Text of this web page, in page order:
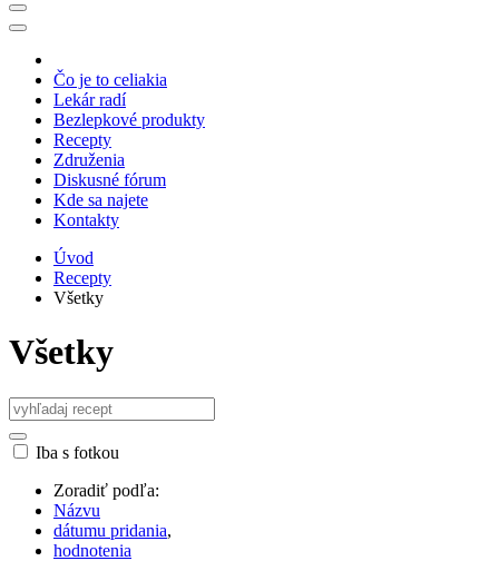
Čo je to celiakia
Lekár radí
Bezlepkové produkty
Recepty
Združenia
Diskusné fórum
Kde sa najete
Kontakty
Úvod
Recepty
Všetky
Všetky
Iba s fotkou
Zoradiť podľa:
Názvu
dátumu pridania,
hodnotenia